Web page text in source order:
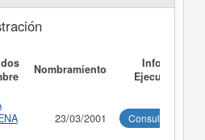
Nombramiento
Informe
Ejecutivo
23/03/2001 Consultar